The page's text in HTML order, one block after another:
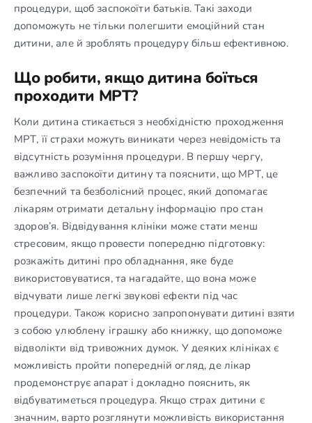
процедури, щоб заспокоїти батьків. Такі заходи
допоможуть не тільки полегшити емоційний стан
дитини, але й зроблять процедуру більш ефективною.
Що робити, якщо дитина боїться
проходити МРТ?
Коли дитина стикається з необхідністю проходження
МРТ, її страхи можуть виникати через невідомість та
відсутність розуміння процедури. В першу чергу,
важливо заспокоїти дитину та пояснити, що МРТ, це
безпечний та безболісний процес, який допомагає
лікарям отримати детальну інформацію про стан
здоров’я. Відвідування клініки може стати менш
стресовим, якщо провести попередню підготовку:
розкажіть дитині про обладнання, яке буде
використовуватися, та нагадайте, що вона може
відчувати лише легкі звукові ефекти під час
процедури. Також корисно запропонувати дитині взяти
з собою улюблену іграшку або книжку, що допоможе
відволікти від тривожних думок. У деяких клініках є
можливість пройти попередній огляд, де лікар
продемонструє апарат і докладно пояснить, як
відбуватиметься процедура. Якщо страх дитини є
значним, варто розглянути можливість використання